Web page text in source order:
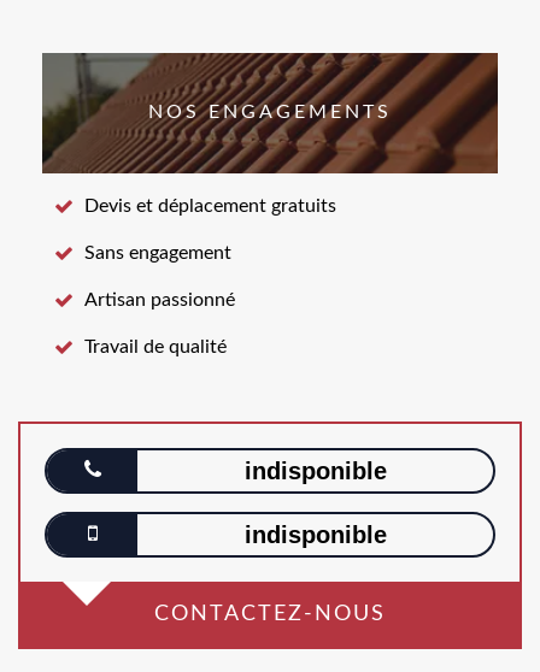
NOS ENGAGEMENTS
Devis et déplacement gratuits
Sans engagement
Artisan passionné
Travail de qualité
indisponible
indisponible
CONTACTEZ-NOUS